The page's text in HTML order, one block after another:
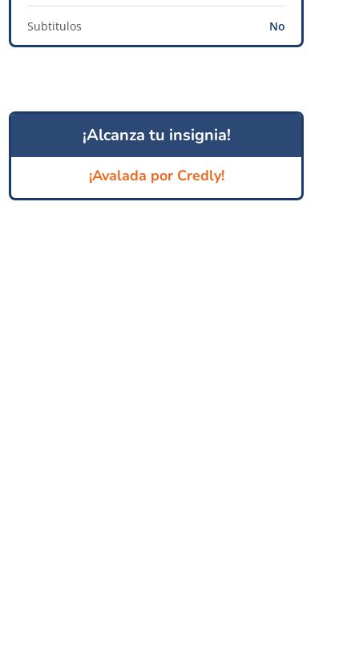
Subtitulos No
¡Alcanza tu insignia!
¡Avalada por Credly!